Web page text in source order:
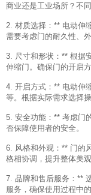
商业还是工业场所？不
2. 材质选择：** 电动伸
需要考虑门的耐久性、
3. 尺寸和形状：** 根据
伸缩门。确保门的开启
4. 开启方式：** 电动伸
等。根据实际需求选择
5. 安全功能：** 考虑门
否保障使用者的安全。
6. 风格和外观：** 门的
格相协调，提升整体美观
7. 品牌和售后服务：**
服务，确保使用过程中